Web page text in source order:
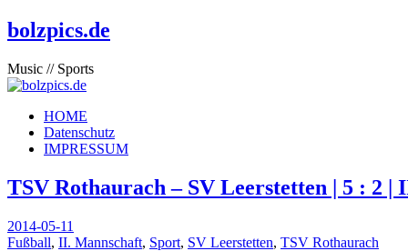
bolzpics.de
Music // Sports
HOME
Datenschutz
IMPRESSUM
TSV Rothaurach – SV Leerstetten | 5 : 2 |
2014-05-11
Fußball, II. Mannschaft, Sport, SV Leerstetten, TSV Rothaurach